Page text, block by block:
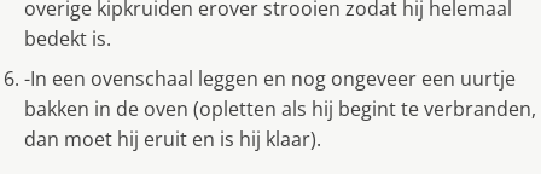
overige kipkruiden erover strooien zodat hij helemaal
bedekt is.
-In een ovenschaal leggen en nog ongeveer een uurtje
bakken in de oven (opletten als hij begint te verbranden,
dan moet hij eruit en is hij klaar).